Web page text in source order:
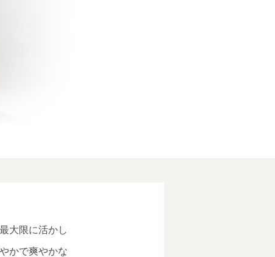
大限に活かし
かで爽やかな